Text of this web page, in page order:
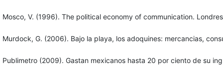
Mosco, V. (1996). The political economy of communication.
Murdock, G. (2006). Bajo la playa, los adoquines: mercancias,
Publimetro (2009). Gastan mexicanos hasta 20 por ciento de su